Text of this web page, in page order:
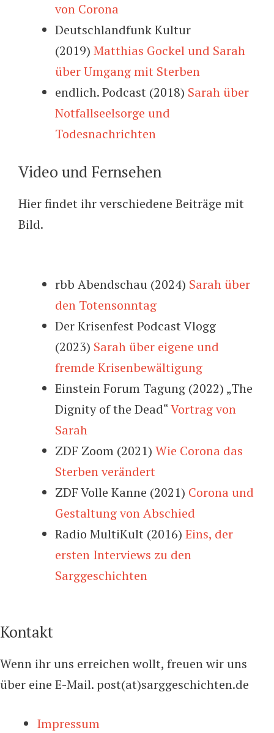
von Corona
Deutschlandfunk Kultur
(2019) Matthias Gockel und Sarah
über Umgang mit Sterben
endlich. Podcast (2018) Sarah über
Notfallseelsorge und
Todesnachrichten
Video und Fernsehen
Hier findet ihr verschiedene Beiträge mit
Bild.
rbb Abendschau (2024) Sarah über
den Totensonntag
Der Krisenfest Podcast Vlogg
(2023) Sarah über eigene und
fremde Krisenbewältigung
Einstein Forum Tagung (2022) „The
Dignity of the Dead“Vortrag von
Sarah
ZDF Zoom (2021) Wie Corona das
Sterben verändert
ZDF Volle Kanne (2021) Corona und
Gestaltung von Abschied
Radio MultiKult (2016) Eins, der
ersten Interviews zu den
Sarggeschichten
Kontakt
Wenn ihr uns erreichen wollt, freuen wir uns
über eine E-Mail. post(at)sarggeschichten.de
Impressum